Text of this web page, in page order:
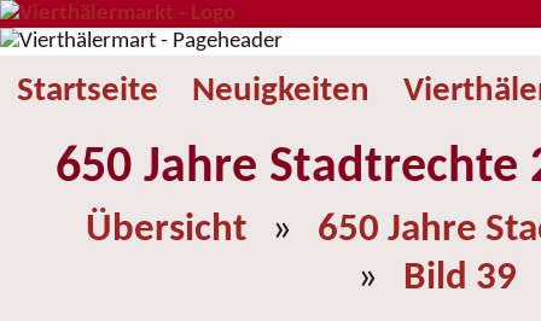
Startseite Neuigkeiten
650 Jahre Stadtrechte
Übersicht » 650 Jahre
» Bild 39